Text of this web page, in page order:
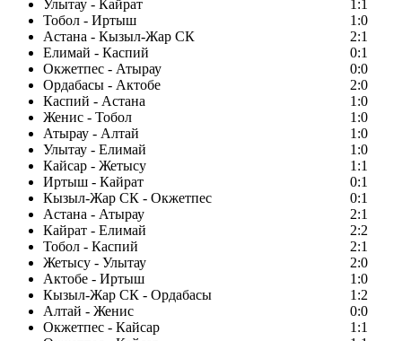
Улытау - Кайрат
1:1
Тобол - Иртыш
1:0
Астана - Кызыл-Жар СК
2:1
Елимай - Каспий
0:1
Окжетпес - Атырау
0:0
Ордабасы - Актобе
2:0
Каспий - Астана
1:0
Женис - Тобол
1:0
Атырау - Алтай
1:0
Улытау - Елимай
1:0
Кайсар - Жетысу
1:1
Иртыш - Кайрат
0:1
Кызыл-Жар СК - Окжетпес
0:1
Астана - Атырау
2:1
Кайрат - Елимай
2:2
Тобол - Каспий
2:1
Жетысу - Улытау
2:0
Актобе - Иртыш
1:0
Кызыл-Жар СК - Ордабасы
1:2
Алтай - Женис
0:0
Окжетпес - Кайсар
1:1